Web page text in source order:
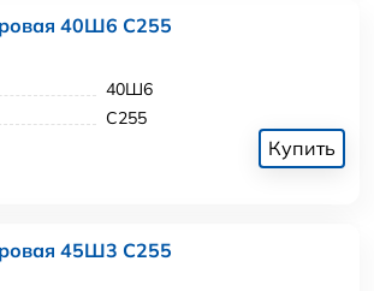
40Ш6 С255
40Ш6
С255
Купить
45Ш3 С255